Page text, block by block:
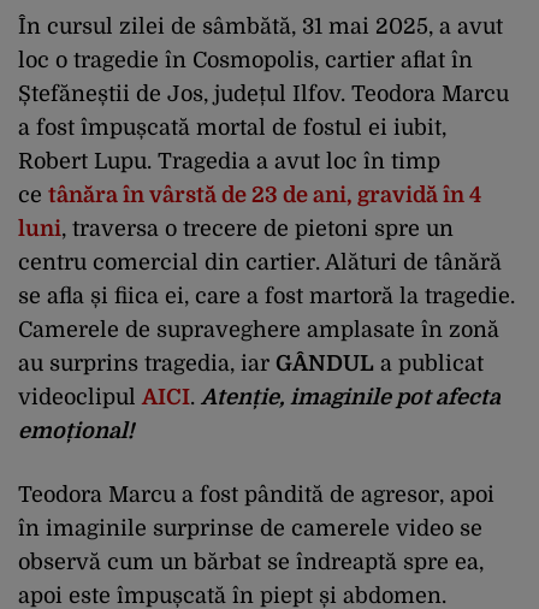
În cursul zilei de sâmbătă, 31 mai 2025, a avut
loc o tragedie în Cosmopolis, cartier aflat în
Ștefăneștii de Jos, județul Ilfov. Teodora Marcu
a fost împușcată mortal de fostul ei iubit,
Robert Lupu. Tragedia a avut loc în timp
ce tânăra în vârstă de 23 de ani, gravidă în 4
luni, traversa o trecere de pietoni spre un
centru comercial din cartier. Alături de tânără
se afla și fiica ei, care a fost martoră la tragedie.
Camerele de supraveghere amplasate în zonă
au surprins tragedia, iar GÂNDUL a publicat
videoclipul AICI. Atenție, imaginile pot afecta
emoțional!
Teodora Marcu a fost pândită de agresor, apoi
în imaginile surprinse de camerele video se
observă cum un bărbat se îndreaptă spre ea,
apoi este împușcată în piept și abdomen.